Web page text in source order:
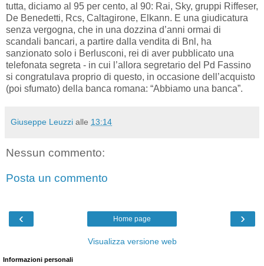
tutta, diciamo al 95 per cento, al 90: Rai, Sky, gruppi Riffeser,
De Benedetti, Rcs, Caltagirone, Elkann. E una giudicatura
senza vergogna, che in una dozzina d’anni ormai di
scandali bancari, a partire dalla vendita di Bnl, ha
sanzionato solo i Berlusconi, rei di aver pubblicato una
telefonata segreta - in cui l’allora segretario del Pd Fassino
si congratulava proprio di questo, in occasione dell’acquisto
(poi sfumato) della banca romana: “Abbiamo una banca”.
Giuseppe Leuzzi alle 13:14
Nessun commento:
Posta un commento
‹ ›
Home page
Visualizza versione web
Informazioni personali